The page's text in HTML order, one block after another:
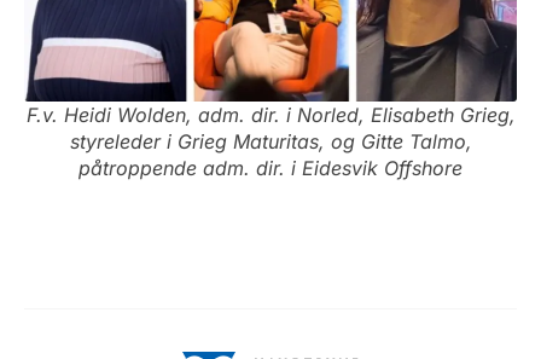
F.v. Heidi Wolden, adm. dir. i Norled, Elisabeth Grieg,
styreleder i Grieg Maturitas, og Gitte Talmo,
påtroppende adm. dir. i Eidesvik Offshore